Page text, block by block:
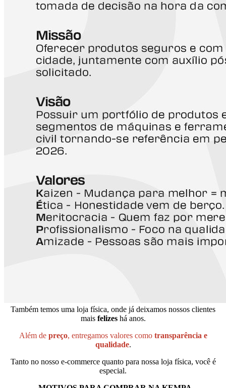
Também temos uma loja física, onde já deixamos nossos clientes
mais felizeshá anos.
Além de preço, entregamos valores como transparência e
qualidade.
Tanto no nosso e-commerce quanto para nossa loja física, você é
especial.